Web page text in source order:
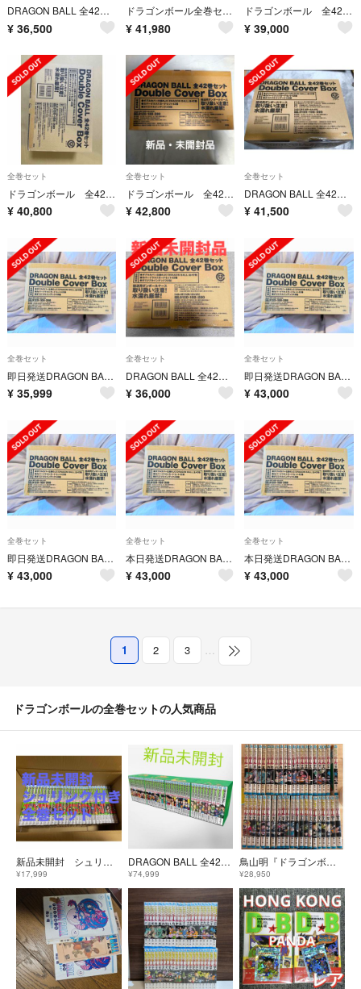
DRAGON BALL 全42巻セット Double Cover Box
¥ 36,500
ドラゴンボール全巻セット 〜40周年記念限定セット〜 ★新品未開封★
¥ 41,980
ドラゴンボール 全42巻セット Double Cover Box 新品未開封
¥ 39,000
全巻セット
ドラゴンボール 全42巻セット Double Cover Box 新品未開封
¥ 40,800
全巻セット
ドラゴンボール 全42巻セット Double Cover Box 新品未開封
¥ 42,800
全巻セット
DRAGON BALL 全42巻セット Double Cover Box
¥ 41,500
全巻セット
即日発送DRAGON BALL 全42巻セット Double Cover Box
¥ 35,999
全巻セット
DRAGON BALL 全42巻セット ダブルカバーBOX
¥ 36,000
全巻セット
即日発送DRAGON BALL 全42巻セット Double Cover Box
¥ 43,000
全巻セット
即日発送DRAGON BALL 全42巻セット Double Cover Box
¥ 43,000
全巻セット
本日発送DRAGON BALL 全42巻セット Double Cover Box
¥ 43,000
全巻セット
本日発送DRAGON BALL 全42巻セット Double Cover Box
¥ 43,000
1 2 3 …
ドラゴンボールの全巻セットの人気商品
新品未開封 シュリンク付き ドラゴンボール 全巻 1〜42 巻
¥17,999
DRAGON BALL 全42巻セット Double Cover Box
¥74,999
鳥山明『ドラゴンボール』全42巻セット（うち初版15冊）
¥28,950